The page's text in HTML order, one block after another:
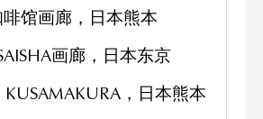
啡馆画廊，日本熊本
画廊，日本东京
KUSAMAKURA，日本熊本